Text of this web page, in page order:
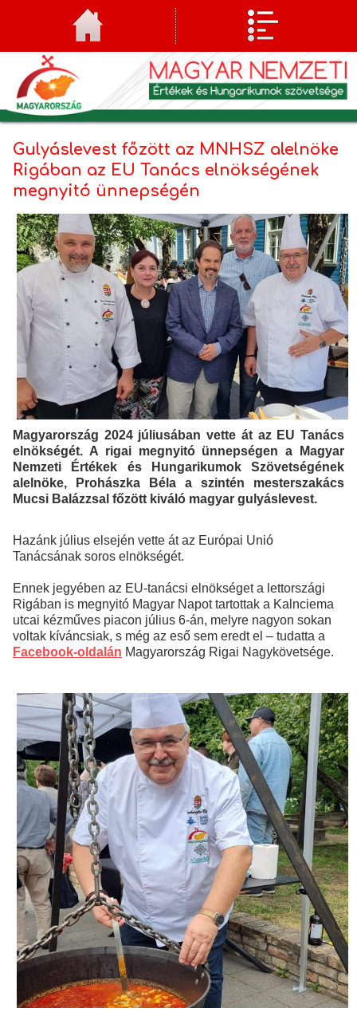
Gulyáslevest főzött az MNHSZ alelnöke
Rigában az EU Tanács elnökségének
megnyitó ünnepségén
Magyarország 2024 júliusában vette át az EU Tanács
elnökségét. A rigai megnyitó ünnepségen a Magyar
Nemzeti Értékek és Hungarikumok Szövetségének
alelnöke, Prohászka Béla a szintén mesterszakács
Mucsi Balázzsal főzött kiváló magyar gulyáslevest.
Hazánk július elsején vette át az Európai Unió
Tanácsának soros elnökségét.
Ennek jegyében az EU-tanácsi elnökséget a lettországi
Rigában is megnyitó Magyar Napot tartottak a Kalnciema
utcai kézműves piacon július 6-án, melyre nagyon sokan
voltak kíváncsiak, s még az eső sem eredt el – tudatta a
Facebook-oldalán Magyarország Rigai Nagykövetsége.